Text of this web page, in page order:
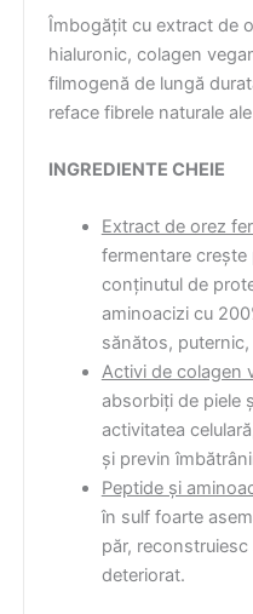
Îmbogățit cu extract de
hialuronic, colagen
filmogenă de lungă
reface fibrele naturale
INGREDIENTE CHEIE
Extract de orez
fermentare crește
conținutul de
aminoacizi cu
sănătos,
Activi de colagen
absorbiți de piele
activitatea
și previn
Peptide și
în sulf foarte
păr,
deteriorat.